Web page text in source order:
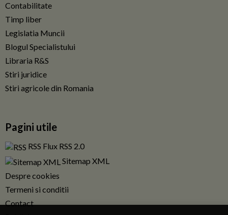
Contabilitate
Timp liber
Legislatia Muncii
Blogul Specialistului
Libraria R&S
Stiri juridice
Stiri agricole din Romania
Pagini utile
RSS Flux RSS 2.0
Sitemap XML
Despre cookies
Termeni si conditii
Contact